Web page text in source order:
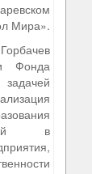
Мира».
Фонда
в